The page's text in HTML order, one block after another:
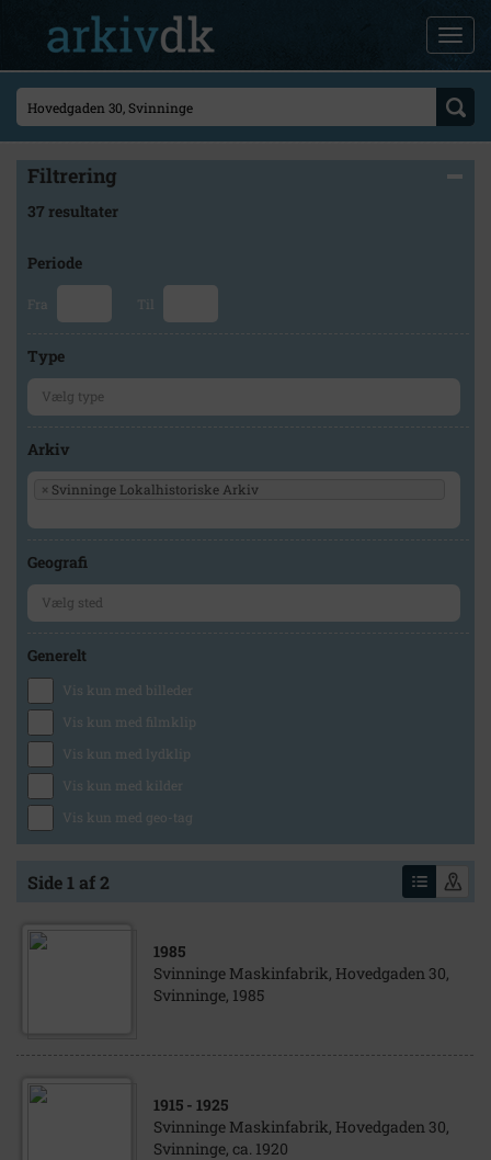
Filtrering
37 resultater
Periode
Fra Til
Type
Arkiv
× Svinninge Lokalhistoriske Arkiv
Geografi
Generelt
Vis kun med billeder
Vis kun med filmklip
Vis kun med lydklip
Vis kun med kilder
Vis kun med geo-tag
Side 1 af 2
1985
Svinninge Maskinfabrik, Hovedgaden 30,
Svinninge, 1985
1915 - 1925
Svinninge Maskinfabrik, Hovedgaden 30,
Svinninge, ca. 1920